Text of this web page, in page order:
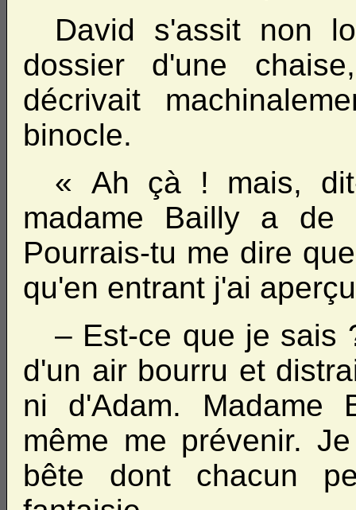
David s'assit non
dossier d'une
décrivait
binocle.
« Ah çà ! mais,
madame Bailly a de
Pourrais-tu me dire
qu'en entrant j'ai
– Est-ce que je sais
d'un air bourru et
ni d'Adam. Madame
même me prévenir.
bête dont chacun